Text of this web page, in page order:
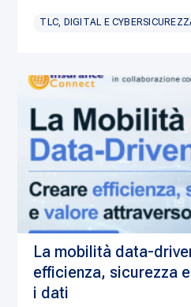
TLC, DIGITAL E
La mobilità data-
efficienza, sicurezza
i dati